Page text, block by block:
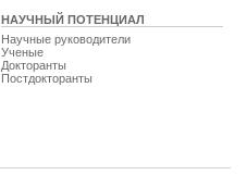
НАУЧНЫЙ ПОТЕНЦИАЛ
Научные руководители
Ученые
Докторанты
Постдокторанты